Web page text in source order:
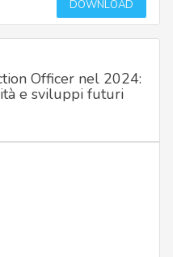
DOWNLOAD
Officer nel 2024:
e sviluppi futuri